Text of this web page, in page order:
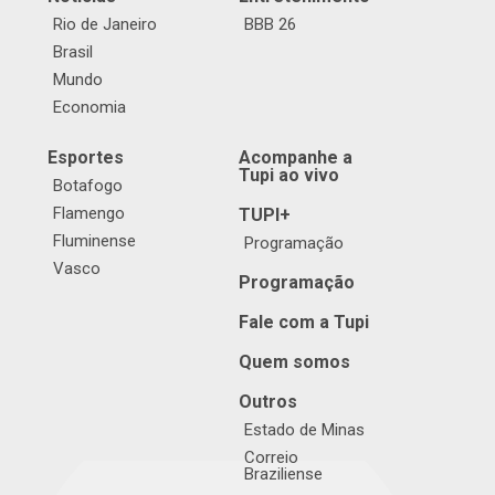
Rio de Janeiro
Brasil
Mundo
Economia
BBB 26
Esportes
Botafogo
Flamengo
Fluminense
Vasco
Acompanhe a
Tupi ao vivo
TUPI+
Programação
Programação
Fale com a Tupi
Quem somos
Outros
Estado de Minas
Correio
Braziliense